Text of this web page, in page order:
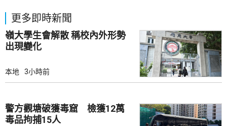
更多即時新聞
嶺大學生會解散 稱校內外形勢
出現變化
本地 3小時前
警方觀塘破獲毒窟 檢獲12萬
毒品拘捕15人